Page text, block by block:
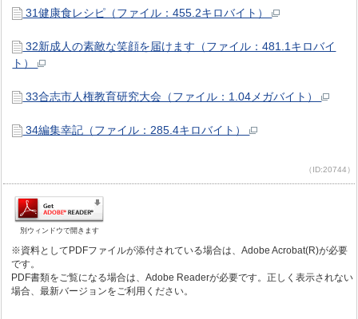
31健康食レシピ（ファイル：455.2キロバイト）
32新成人の素敵な笑顔を届けます（ファイル：481.1キロバイ
ト）
33合志市人権教育研究大会（ファイル：1.04メガバイト）
34編集幸記（ファイル：285.4キロバイト）
（ID:20744）
別ウィンドウで開きます
※資料としてPDFファイルが添付されている場合は、Adobe Acrobat(R)が必要
です。
PDF書類をご覧になる場合は、Adobe Readerが必要です。正しく表示されない
場合、最新バージョンをご利用ください。